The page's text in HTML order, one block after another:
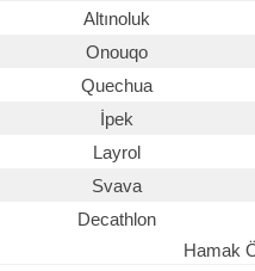
Altınoluk
Onouqo
Quechua
İpek
Layrol
Svava
Decathlon
Hamak